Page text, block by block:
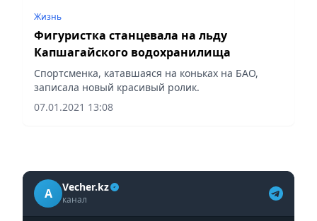
Жизнь
Фигуристка станцевала на льду
Капшагайского водохранилища
Спортсменка, катавшаяся на коньках на БАО,
записала новый красивый ролик.
07.01.2021 13:08
A Vecher.kz
канал